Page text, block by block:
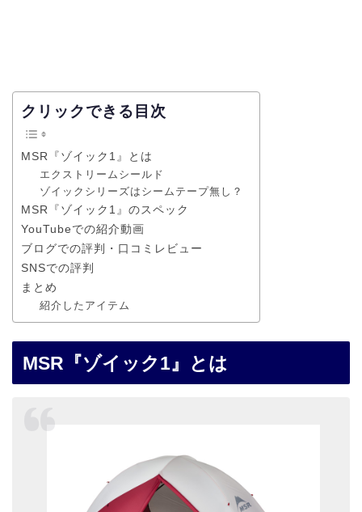
クリックできる目次
MSR『ゾイック1』とは
エクストリームシールド
ゾイックシリーズはシームテープ無し？
MSR『ゾイック1』のスペック
YouTubeでの紹介動画
ブログでの評判・口コミレビュー
SNSでの評判
まとめ
紹介したアイテム
MSR『ゾイック1』とは